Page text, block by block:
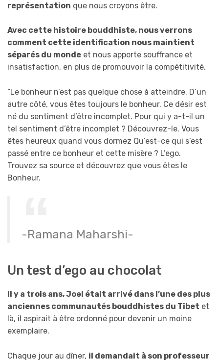
représentation que nous croyons être.
Avec cette histoire bouddhiste, nous verrons
comment cette identification nous maintient
séparés du monde et nous apporte souffrance et
insatisfaction, en plus de promouvoir la compétitivité.
“Le bonheur n’est pas quelque chose à atteindre. D’un
autre côté, vous êtes toujours le bonheur. Ce désir est
né du sentiment d’être incomplet. Pour qui y a-t-il un
tel sentiment d’être incomplet ? Découvrez-le. Vous
êtes heureux quand vous dormez Qu’est-ce qui s’est
passé entre ce bonheur et cette misère ? L’ego.
Trouvez sa source et découvrez que vous êtes le
Bonheur.
-Ramana Maharshi-
Un test d’ego au chocolat
Il y a trois ans, Joel était arrivé dans l’une des plus
anciennes communautés bouddhistes du Tibet et
là, il aspirait à être ordonné pour devenir un moine
exemplaire.
Chaque jour au dîner, il demandait à son professeur